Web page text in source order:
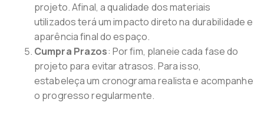
projeto. Afinal, a qualidade dos materiais
utilizados terá um impacto direto na durabilidade e
aparência final do espaço.
Cumpra Prazos: Por fim, planeie cada fase do
projeto para evitar atrasos. Para isso,
estabeleça um cronograma realista e acompanhe
o progresso regularmente.